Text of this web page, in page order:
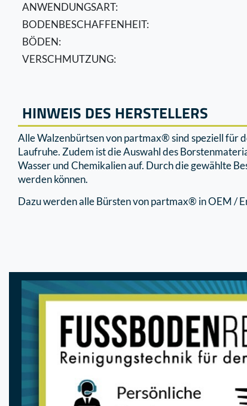
ANWENDUNGSART:
BODENBESCHAFFENHEIT:
BÖDEN:
VERSCHMUTZUNG:
HINWEIS DES HERSTELLERS
Alle Walzenbürtsen von partmax® sind speziell für
Laufruhe. Zudem ist die Auswahl des
Wasser und Chemikalien auf. Durch die gewählte
werden können.
Dazu werden alle Bürsten von partmax® in OEM /